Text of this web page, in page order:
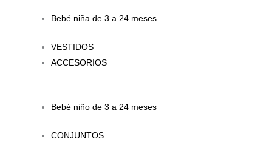
Bebé niña de 3 a 24 meses
VESTIDOS
ACCESORIOS
Bebé niño de 3 a 24 meses
CONJUNTOS